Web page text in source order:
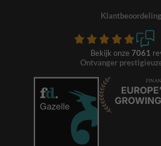
Bekijk onze 7061
Ontvanger